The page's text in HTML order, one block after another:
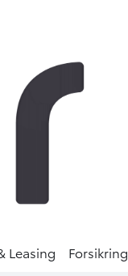
Leasing Forsikring